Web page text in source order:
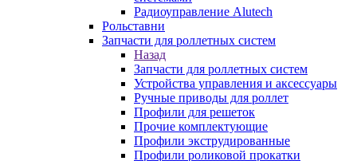
Радиоуправление Alutech
Рольставни
Запчасти для роллетных систем
Назад
Запчасти для роллетных систем
Устройства управления и аксессуары
Ручные приводы для роллет
Профили для решеток
Прочие комплектующие
Профили экструдированные
Профили роликовой прокатки